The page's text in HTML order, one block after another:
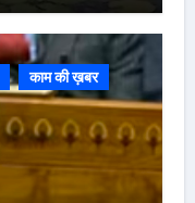
काम की ख़बर